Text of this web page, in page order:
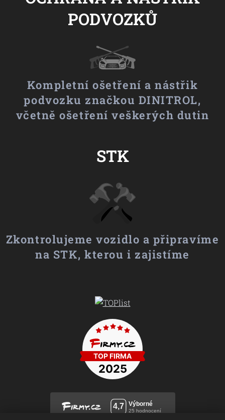
PODVOZKŮ
Kompletní ošetření a nástřik
podvozku značkou DINITROL,
včetně ošetření veškerých dutin
STK
Zkontrolujeme vozidlo a připravíme
na STK, kterou i zajistíme